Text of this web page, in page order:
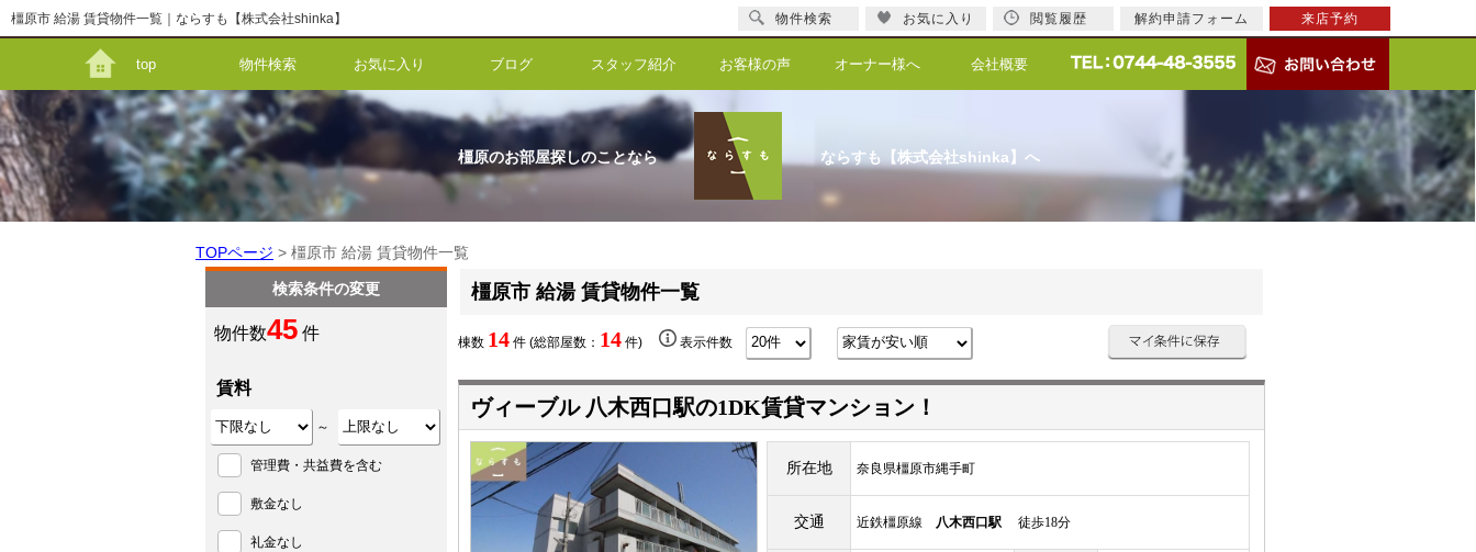
橿原市 給湯 賃貸物件一覧｜ならすも【株式会社shinka】
top 物件検索 お気に入り ブログ スタッフ紹介 お客様の声 オーナー様へ 会社概要
橿原のお部屋探しのことなら ならすも【株式会社shinka】へ
TOPページ > 橿原市 給湯 賃貸物件一覧
橿原市 給湯 賃貸物件一覧
棟数 14 件 (総部屋数： 14 件) 表示件数
ヴィーブル 八木西口駅の1DK賃貸マンション！
所在地 奈良県橿原市縄手町
交通 近鉄橿原線 八木西口駅 徒歩18分
検索条件の変更
物件数45 件
賃料
～
管理費・共益費を含む
敷金なし
礼金なし
物件検索 お気に入り 閲覧履歴 解約申請フォーム 来店予約